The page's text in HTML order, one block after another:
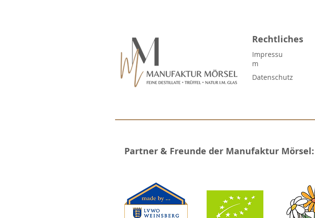
Rechtliches
Impressu
m
Datenschutz
Partner & Freunde der Manufaktur Mörsel: